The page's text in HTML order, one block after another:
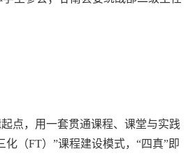
点，用一套贯通课程、课堂与实践
（FT）”课程建设模式，“四真”即